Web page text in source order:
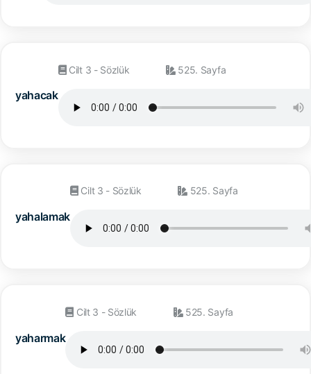
yahacak
Cilt 3 - Sözlük 525. Sayfa
yahalamak
Cilt 3 - Sözlük 525. Sayfa
yaharmak
Cilt 3 - Sözlük 525. Sayfa